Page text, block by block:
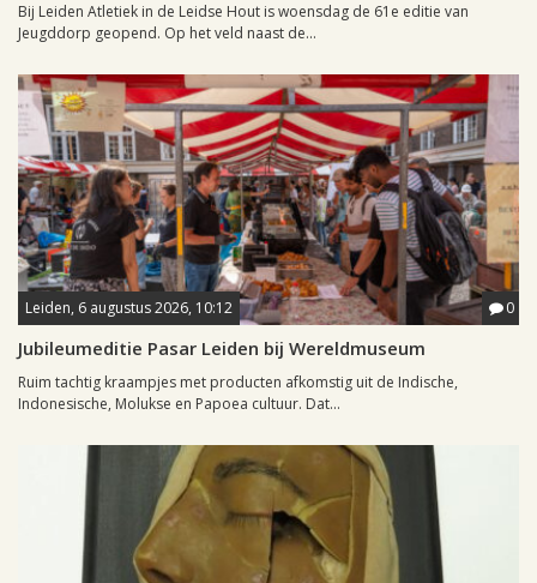
Bij Leiden Atletiek in de Leidse Hout is woensdag de 61e editie van
Jeugddorp geopend. Op het veld naast de...
Leiden, 6 augustus 2026, 10:12 0
Jubileumeditie Pasar Leiden bij Wereldmuseum
Ruim tachtig kraampjes met producten afkomstig uit de Indische,
Indonesische, Molukse en Papoea cultuur. Dat...